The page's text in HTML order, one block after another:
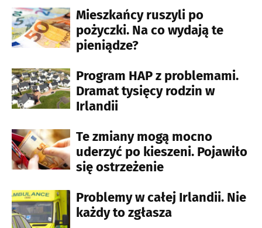
Mieszkańcy ruszyli po
pożyczki. Na co wydają te
pieniądze?
Program HAP z problemami.
Dramat tysięcy rodzin w
Irlandii
Te zmiany mogą mocno
uderzyć po kieszeni. Pojawiło
się ostrzeżenie
Problemy w całej Irlandii. Nie
każdy to zgłasza